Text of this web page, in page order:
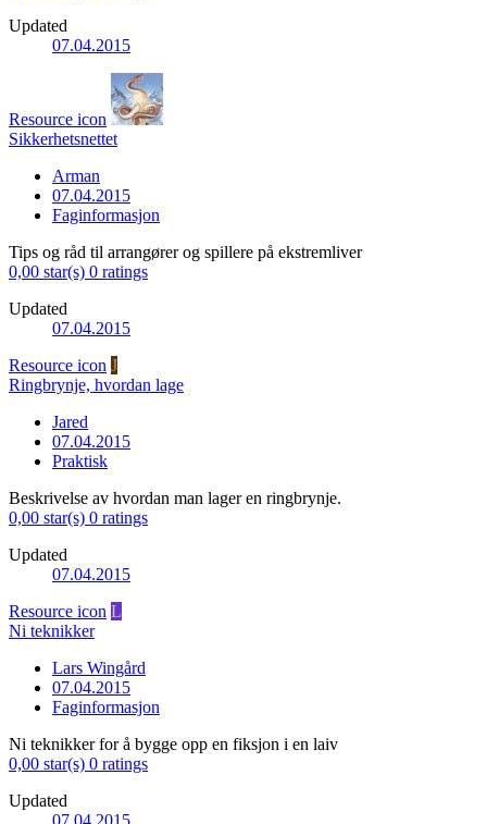
Updated
07.04.2015
Resource icon
Sikkerhetsnettet
Arman
07.04.2015
Faginformasjon
Tips og råd til arrangører og spillere på ekstremliver
0,00 star(s) 0 ratings
Updated
07.04.2015
Resource icon J
Ringbrynje, hvordan lage
Jared
07.04.2015
Praktisk
Beskrivelse av hvordan man lager en ringbrynje.
0,00 star(s) 0 ratings
Updated
07.04.2015
Resource icon L
Ni teknikker
Lars Wingård
07.04.2015
Faginformasjon
Ni teknikker for å bygge opp en fiksjon i en laiv
0,00 star(s) 0 ratings
Updated
07.04.2015